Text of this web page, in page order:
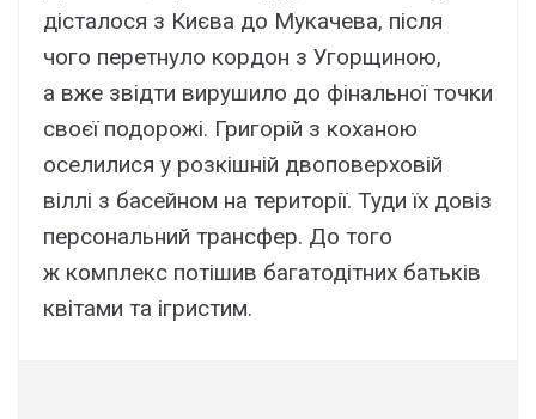
дісталося з Києва до Мукачева, після
чого перетнуло кордон з Угорщиною,
а вже звідти вирушило до фінальної точки
своєї подорожі. Григорій з коханою
оселилися у розкішній двоповерховій
віллі з басейном на території. Туди їх довіз
персональний трансфер. До того
ж комплекс потішив багатодітних батьків
квітами та ігристим.